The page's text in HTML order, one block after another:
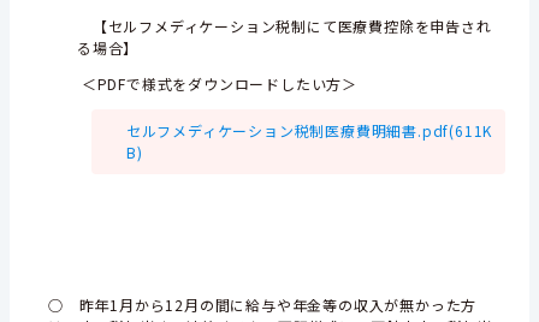
【セルフメディケーション税制にて医療費控除を申告され
る場合】
＜PDFで様式をダウンロードしたい方＞
セルフメディケーション税制医療費明細書.pdf(611K
B)
○ 昨年1月から12月の間に給与や年金等の収入が無かった方